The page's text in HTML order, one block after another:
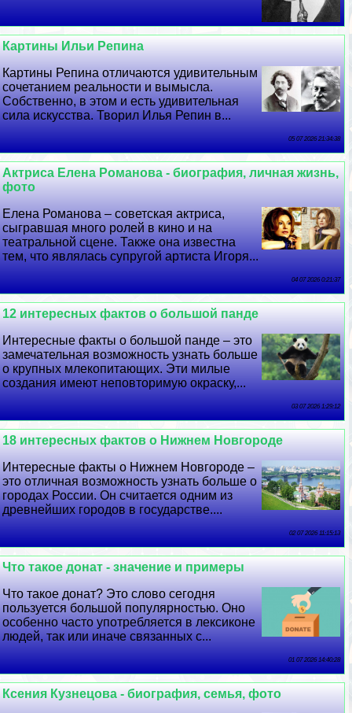
Картины Ильи Репина
Картины Репина отличаются удивительным
сочетанием реальности и вымысла.
Собственно, в этом и есть удивительная
сила искусства. Творил Илья Репин в...
05 07 2026 21:34:38
Актриса Елена Романова - биография, личная жизнь,
фото
Елена Романова – советская актриса,
сыгравшая много ролей в кино и на
театральной сцене. Также она известна
тем, что являлась супругой артиста Игоря...
04 07 2026 0:21:37
12 интересных фактов о большой панде
Интересные факты о большой панде – это
замечательная возможность узнать больше
о крупных млекопитающих. Эти милые
создания имеют неповторимую окраску,...
03 07 2026 1:29:12
18 интересных фактов о Нижнем Новгороде
Интересные факты о Нижнем Новгороде –
это отличная возможность узнать больше о
городах России. Он считается одним из
древнейших городов в государстве....
02 07 2026 11:15:13
Что такое донат - значение и примеры
Что такое донат? Это слово сегодня
пользуется большой популярностью. Оно
особенно часто употрeбляется в лексиконе
людей, так или иначе связанных с...
01 07 2026 14:40:28
Ксения Кузнецова - биография, семья, фото